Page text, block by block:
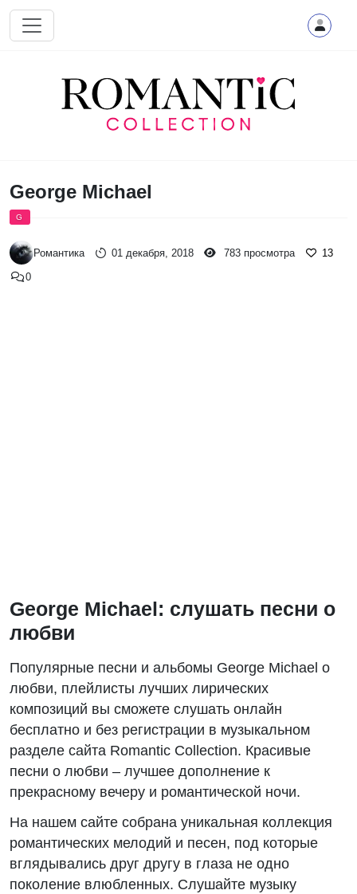
Перейти к основному содержанию
George Michael
G
Романтика 01 декабря, 2018 783 просмотра
13
0
George Michael: слушать песни о
любви
Популярные песни и альбомы George Michael о
любви, плейлисты лучших лирических
композиций вы сможете слушать онлайн
бесплатно и без регистрации в музыкальном
разделе сайта Romantic Collection. Красивые
песни о любви – лучшее дополнение к
прекрасному вечеру и романтической ночи.
На нашем сайте собрана уникальная коллекция
романтических мелодий и песен, под которые
вглядывались друг другу в глаза не одно
поколение влюбленных. Слушайте музыку